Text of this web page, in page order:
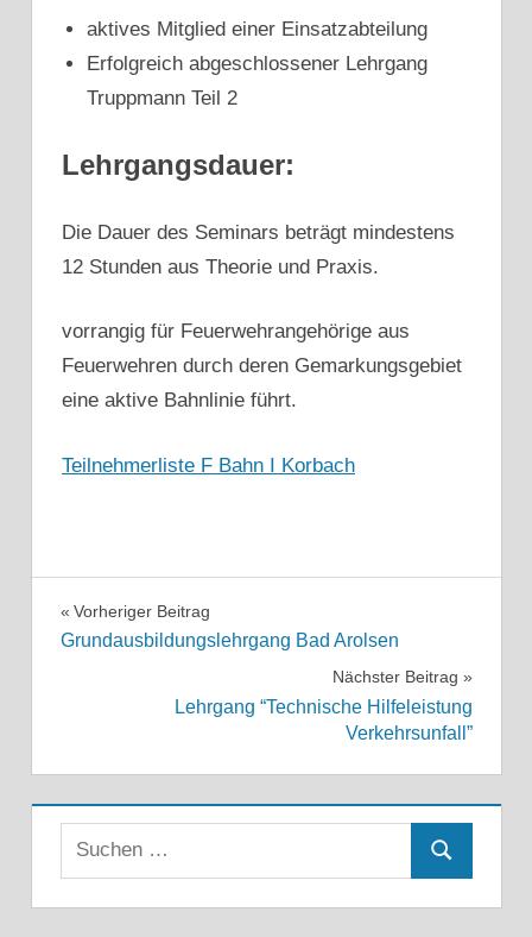
aktives Mitglied einer Einsatzabteilung
Erfolgreich abgeschlossener Lehrgang
Truppmann Teil 2
Lehrgangsdauer:
Die Dauer des Seminars beträgt mindestens
12 Stunden aus Theorie und Praxis.
vorrangig für Feuerwehrangehörige aus
Feuerwehren durch deren Gemarkungsgebiet
eine aktive Bahnlinie führt.
Teilnehmerliste F Bahn I Korbach
Beitragsnavigation
Vorheriger Beitrag
Grundausbildungslehrgang Bad Arolsen
Nächster Beitrag
Lehrgang “Technische Hilfeleistung
Verkehrsunfall”
Suchen
Suchen